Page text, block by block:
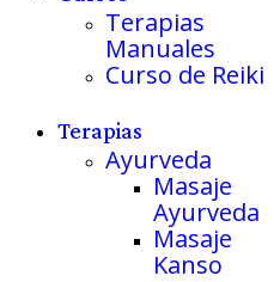
Terapias
Manuales
Curso de Reiki
Terapias
Ayurveda
Masaje
Ayurveda
Masaje
Kanso